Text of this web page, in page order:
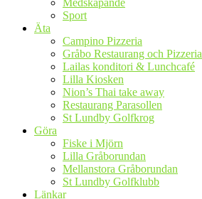
Medskapande
Sport
Äta
Campino Pizzeria
Gråbo Restaurang och Pizzeria
Lailas konditori & Lunchcafé
Lilla Kiosken
Nion’s Thai take away
Restaurang Parasollen
St Lundby Golfkrog
Göra
Fiske i Mjörn
Lilla Gråborundan
Mellanstora Gråborundan
St Lundby Golfklubb
Länkar